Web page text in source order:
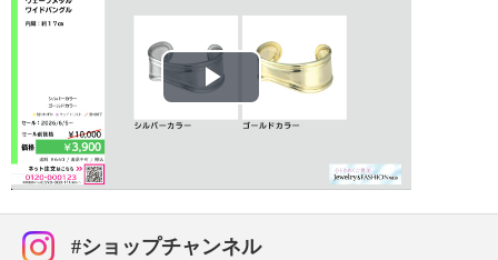
【原産国（地）】
Play
#ショップチャンネル